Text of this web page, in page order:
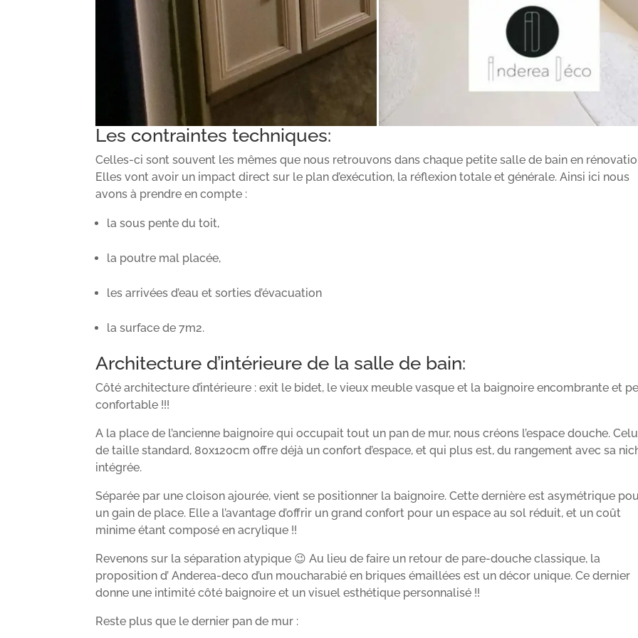
Les contraintes techniques:
Celles-ci sont souvent les mêmes que nous retrouvons dans chaque petite salle de bain en
Elles vont avoir un impact direct sur le plan d’exécution, la réflexion totale et générale. Ainsi ici nous
avons à prendre en compte :
la sous pente du toit,
la poutre mal placée,
les arrivées d’eau et sorties d’évacuation
la surface de 7m2.
Architecture d’intérieure de la salle de bain:
Côté architecture d’intérieure : exit le bidet, le vieux meuble vasque et la baignoire encombrante et
confortable !!!
A la place de l’ancienne baignoire qui occupait tout un pan de mur, nous créons l’espace douche.
de taille standard, 80x120cm offre déjà un confort d’espace, et qui plus est, du rangement avec sa
intégrée.
Séparée par une cloison ajourée, vient se positionner la baignoire. Cette dernière est asymétrique
un gain de place. Elle a l’avantage d’offrir un grand confort pour un espace au sol réduit, et un coût
minime étant composé en acrylique !!
Revenons sur la séparation atypique 😉 Au lieu de faire un retour de pare-douche classique, la
proposition d’ Anderea-deco d’un moucharabié en briques émaillées est un décor unique. Ce dernier
donne une intimité côté baignoire et un visuel esthétique personnalisé !!
Reste plus que le dernier pan de mur :